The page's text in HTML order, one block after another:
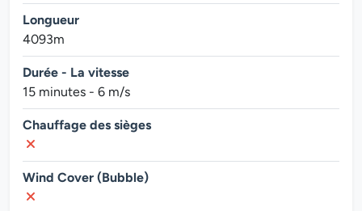
Longueur
4093m
Durée - La vitesse
15 minutes - 6 m/s
Chauffage des sièges
Wind Cover (Bubble)